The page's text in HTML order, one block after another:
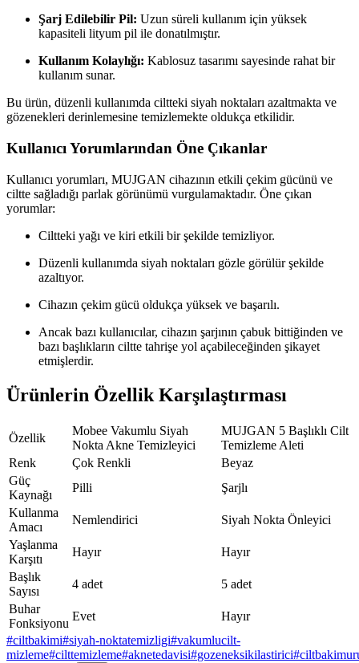
Şarj Edilebilir Pil: Uzun süreli kullanım için yüksek
kapasiteli lityum pil ile donatılmıştır.
Kullanım Kolaylığı: Kablosuz tasarımı sayesinde rahat bir
kullanım sunar.
Bu ürün, düzenli kullanımda ciltteki siyah noktaları azaltmakta ve
gözenekleri derinlemesine temizlemekte oldukça etkilidir.
Kullanıcı Yorumlarından Öne Çıkanlar
Kullanıcı yorumları, MUJGAN cihazının etkili çekim gücünü ve
ciltte sağladığı parlak görünümü vurgulamaktadır. Öne çıkan
yorumlar:
Ciltteki yağı ve kiri etkili bir şekilde temizliyor.
Düzenli kullanımda siyah noktaları gözle görülür şekilde
azaltıyor.
Cihazın çekim gücü oldukça yüksek ve başarılı.
Ancak bazı kullanıcılar, cihazın şarjının çabuk bittiğinden ve
bazı başlıkların ciltte tahrişe yol açabileceğinden şikayet
etmişlerdir.
Ürünlerin Özellik Karşılaştırması
Özellik
Mobee Vakumlu Siyah
Nokta Akne Temizleyici
MUJGAN 5 Başlıklı Cilt
Temizleme Aleti
Renk
Çok Renkli
Beyaz
Güç
Kaynağı
Pilli
Şarjlı
Kullanma
Amacı
Nemlendirici
Siyah Nokta Önleyici
Yaşlanma
Karşıtı
Hayır
Hayır
Başlık
Sayısı
4 adet
5 adet
Buhar
Fonksiyonu
Evet
Hayır
#ciltbakimi#siyah-noktatemizligi#vakumlucilt-
mizleme#cilttemizleme#aknetedavisi#gozeneksikilastirici#